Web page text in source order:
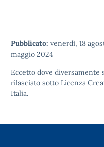
Pubblicato: venerdì, 18
maggio 2024
Eccetto dove diversamente
rilasciato sotto Licenza
Italia.